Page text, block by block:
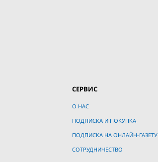
СЕРВИС
О НАС
ПОДПИСКА И ПОКУПКА
ПОДПИСКА НА ОНЛАЙН-ГАЗЕТУ
СОТРУДНИЧЕСТВО